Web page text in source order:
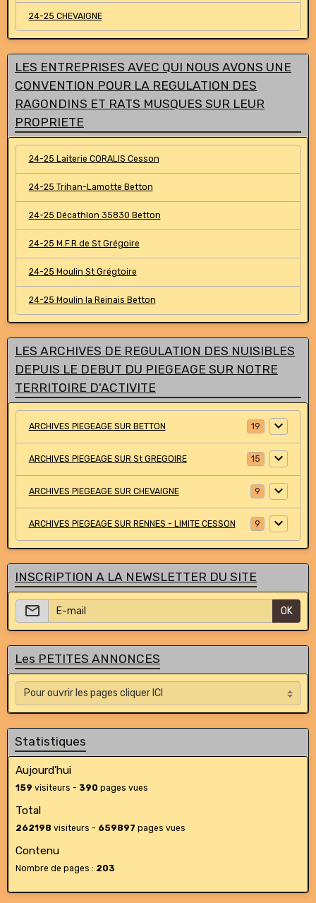
24-25 CHEVAIGNE
LES ENTREPRISES AVEC QUI NOUS AVONS UNE
CONVENTION POUR LA REGULATION DES
RAGONDINS ET RATS MUSQUES SUR LEUR
PROPRIETE
24-25 Laiterie CORALIS Cesson
24-25 Trihan-Lamotte Betton
24-25 Décathlon 35830 Betton
24-25 M.F.R de St Grégoire
24-25 Moulin St Grégtoire
24-25 Moulin la Reinais Betton
LES ARCHIVES DE REGULATION DES NUISIBLES
DEPUIS LE DEBUT DU PIEGEAGE SUR NOTRE
TERRITOIRE D'ACTIVITE
ARCHIVES PIEGEAGE SUR BETTON 19
ARCHIVES PIEGEAGE SUR St GREGOIRE 15
ARCHIVES PIEGEAGE SUR CHEVAIGNE 9
ARCHIVES PIEGEAGE SUR RENNES - LIMITE CESSON 9
INSCRIPTION A LA NEWSLETTER DU SITE
OK
Les PETITES ANNONCES
Statistiques
Aujourd'hui
159 visiteurs - 390 pages vues
Total
262198 visiteurs - 659897 pages vues
Contenu
Nombre de pages : 203